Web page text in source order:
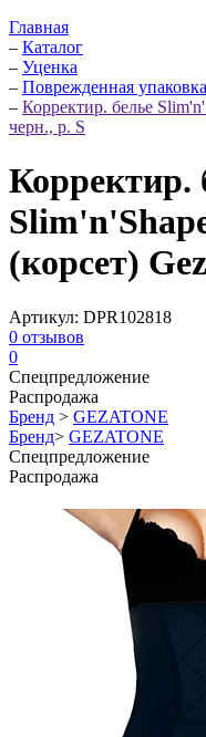
Главная
– Каталог
– Уценка
– Поврежденная упаковка
– Корректир. белье
черн., р. S
Корректир.
(корсет)
Артикул: DPR102818
0 отзывов
0
Спецпредложение
Распродажа
Бренд > GEZATONE
Бренд> GEZATONE
Спецпредложение
Распродажа